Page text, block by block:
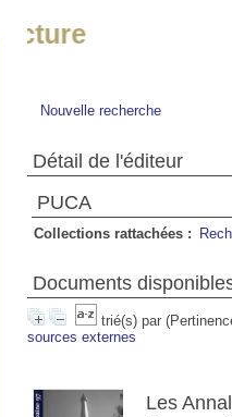
Nouvelle recherche
Détail de l'éditeur
PUCA
Collections rattachées :
Documents
trié(s) par
sources externes
Les